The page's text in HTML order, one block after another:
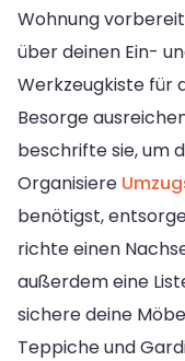
Wohnung
über deinen Ein-
Werkzeugkiste für
Besorge
beschrifte sie, um
Organisiere
benötigst,
richte einen
außerdem eine
sichere deine
Teppiche und